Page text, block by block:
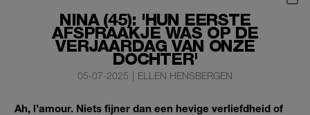
NINA (45): 'HUN EERSTE
AFSPRAAKJE WAS OP DE
VERJAARDAG VAN ONZE
DOCHTER'
05-07-2025 | ELLEN HENSBERGEN
Ah, l’amour. Niets fijner dan een hevige verliefdheid of